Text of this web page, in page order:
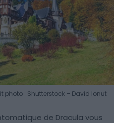
photo : Shutterstock – David Ionut
de Dracula vous